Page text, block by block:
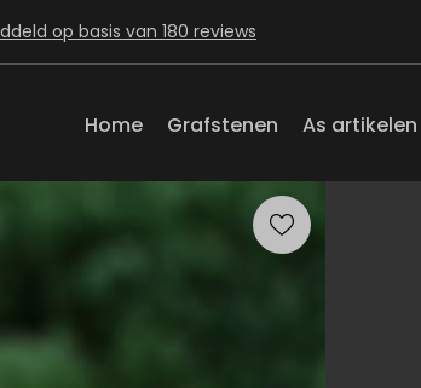
Home Grafstenen As artikelen
op basis van 180 reviews